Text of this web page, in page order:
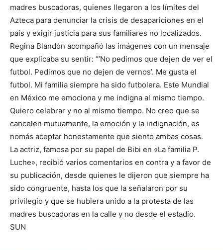
madres buscadoras, quienes llegaron a los límites del
Azteca para denunciar la crisis de desapariciones en el
país y exigir justicia para sus familiares no localizados.
Regina Blandón acompañó las imágenes con un mensaje
que explicaba su sentir: “’No pedimos que dejen de ver el
futbol. Pedimos que no dejen de vernos’. Me gusta el
futbol. Mi familia siempre ha sido futbolera. Este Mundial
en México me emociona y me indigna al mismo tiempo.
Quiero celebrar y no al mismo tiempo. No creo que se
cancelen mutuamente, la emoción y la indignación, es
nomás aceptar honestamente que siento ambas cosas.
La actriz, famosa por su papel de Bibi en «La familia P.
Luche», recibió varios comentarios en contra y a favor de
su publicación, desde quienes le dijeron que siempre ha
sido congruente, hasta los que la señalaron por su
privilegio y que se hubiera unido a la protesta de las
madres buscadoras en la calle y no desde el estadio.
SUN